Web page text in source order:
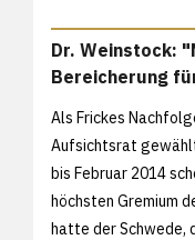
Dr. Weinstock:
Bereicherung
Als Frickes
Aufsichtsrat
bis Februar 2014
höchsten Gremium
hatte der Schwede,